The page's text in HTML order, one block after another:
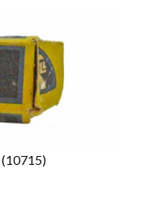
(10715)